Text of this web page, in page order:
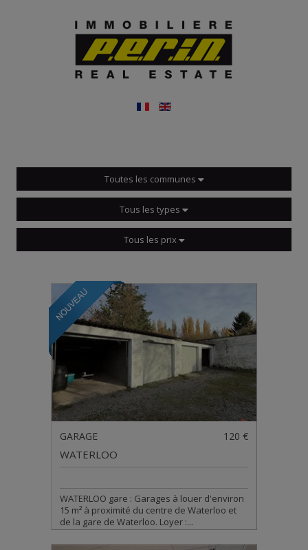
Toutes les communes
Tous les types
Tous les prix
GARAGE 120 €
WATERLOO
WATERLOO gare : Garages à louer d'environ
15 m² à proximité du centre de Waterloo et
de la gare de Waterloo. Loyer :...